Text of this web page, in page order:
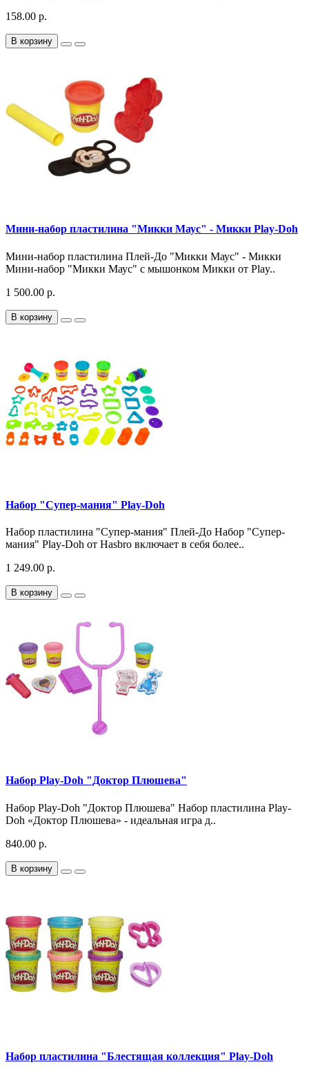
158.00 р.
В корзину
Мини-набор пластилина "Микки Маус" - Микки Play-Doh
Мини-набор пластилина Плей-До "Микки Маус" - Микки
Мини-набор "Микки Маус" с мышонком Микки от Play..
1 500.00 р.
В корзину
Набор "Супер-мания" Play-Doh
Набор пластилина "Супер-мания" Плей-До Набор "Супер-
мания" Play-Doh от Hasbro включает в себя более..
1 249.00 р.
В корзину
Набор Play-Doh "Доктор Плюшева"
Набор Play-Doh "Доктор Плюшева" Набор пластилина Play-
Doh «Доктор Плюшева» - идеальная игра д..
840.00 р.
В корзину
Набор пластилина "Блестящая коллекция" Play-Doh